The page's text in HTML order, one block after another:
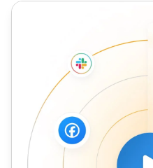
Desk Support